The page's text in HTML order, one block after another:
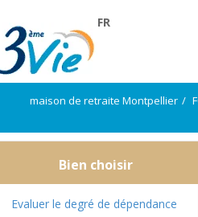
FR
maison de retraite Montpellier
Bien choisir
Evaluer le degré de dépendance